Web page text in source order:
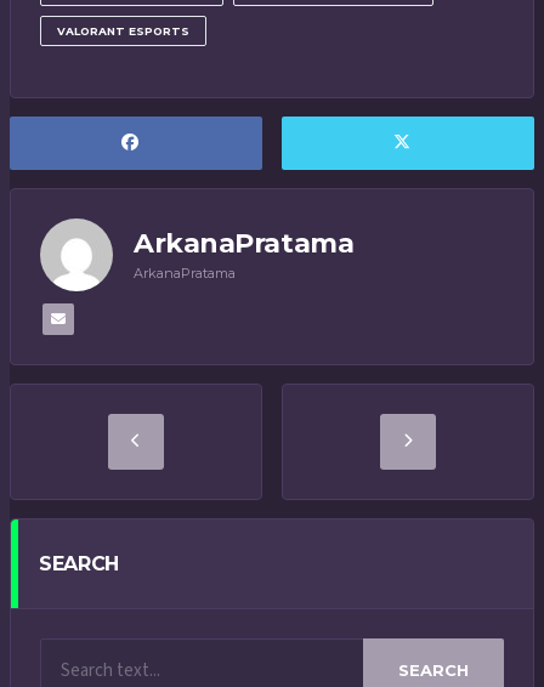
VALORANT ESPORTS
ArkanaPratama
ArkanaPratama
SEARCH
SEARCH